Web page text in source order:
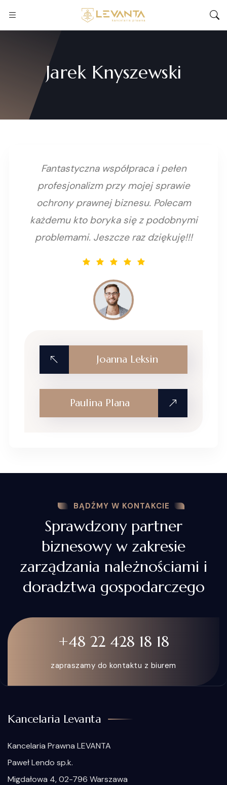
Jarek Knyszewski
Fantastyczna współpraca i pełen
profesjonalizm przy mojej sprawie
ochrony prawnej biznesu. Polecam
każdemu kto boryka się z podobnymi
problemami. Jeszcze raz dziękuję!!!
Joanna Leksin
Paulina Plana
BĄDŹMY W KONTAKCIE
Sprawdzony partner
biznesowy w zakresie
zarządzania należnościami i
doradztwa gospodarczego
+48 22 428 18 18
zapraszamy do kontaktu z biurem
Kancelaria Levanta
Kancelaria Prawna LEVANTA
Paweł Lendo sp.k.
Migdałowa 4, 02-796 Warszawa